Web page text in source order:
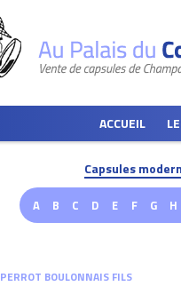
ACCUEIL
Capsules
A B C D E F G H
PERROT BOULONNAIS FILS